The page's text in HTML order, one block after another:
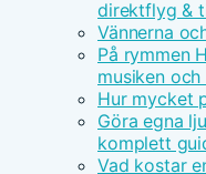
direktflyg &
Vännerna
På rymmen
musiken och
Hur mycket
Göra egna
komplett
Vad kostar